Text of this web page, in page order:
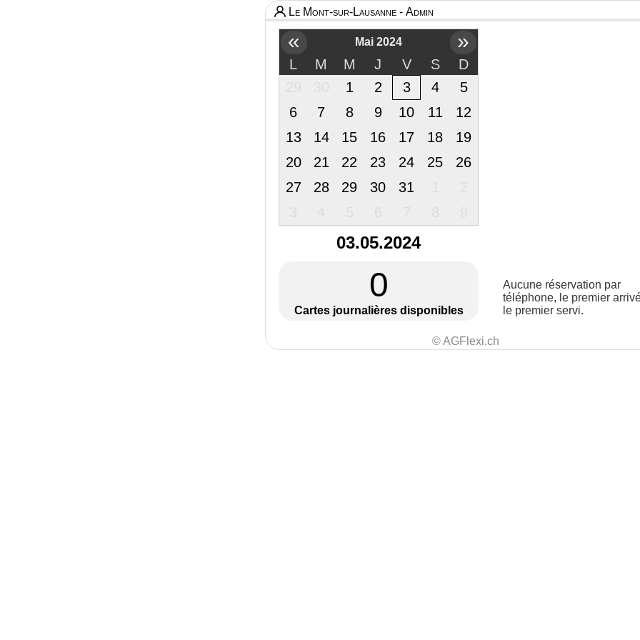
Le Mont-sur-Lausanne - Admin
« Mai 2024 »
L M M J V S
D
1 2 3 4
5
6
7 8 9 10 11
12
13
14 15 16 17 18
19
20
21 22 23 24 25
26
27
28 29 30 31
03.05.2024
0
Cartes journalières disponibles
Aucune réservation par
téléphone, le premier
le premier servi.
© AGFlexi.ch